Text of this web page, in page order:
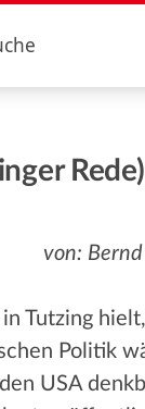
Rede)
von:
Tutzing
Politik
USA